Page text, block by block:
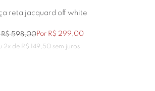
reta jacquard off white
R$ 598,00Por R$ 299,00
2x de R$ 149 50sem juros